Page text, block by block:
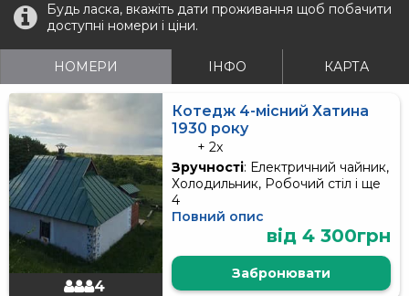
Будь ласка, вкажіть дати проживання щоб побачити
доступні номери і ціни.
НОМЕРИ ІНФО КАРТА
4
Котедж 4-місний Хатина
1930 року
+ 2x
Зручності: Електричний чайник,
Холодильник, Робочий стіл і ще
4
Повний опис
від 4 300грн
Забронювати